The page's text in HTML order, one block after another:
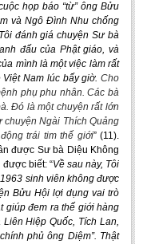
họp báo “từ” ông Bửu
và Ngô Đình Nhu chống
Tôi đánh giá chuyện Sư bà
đấu của Phật giáo, và
mình là một việc làm rất
Nam lúc bấy giờ. Cho
phụ phu nhân. Các bà
Đó là một chuyện rất lớn
Ngài Thích Quảng
trái tim thế giới” (11).
được Sư bà Diệu Không
biết: “Về sau này, Tôi
sinh viên không được
Bửu Hội lợi dụng vai trò
giúp đem ra thế giới hàng
Hiệp Quốc, Tích Lan,
phủ ông Diệm”. Thật